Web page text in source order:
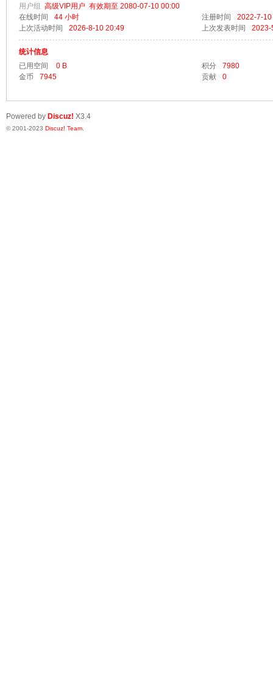
用户组 高级VIP用户 有效期至 2080-07-10 00:00
在线时间
44 小时 注册时间
2022-7-
上次活动时间
2026-8-10 20:49 上次发表时间 2023-
统计信息
已用空间
0 B 积分
7980
金币
7945 贡献 0
Powered by Discuz! X3.4
© 2001-2023 Discuz! Team.